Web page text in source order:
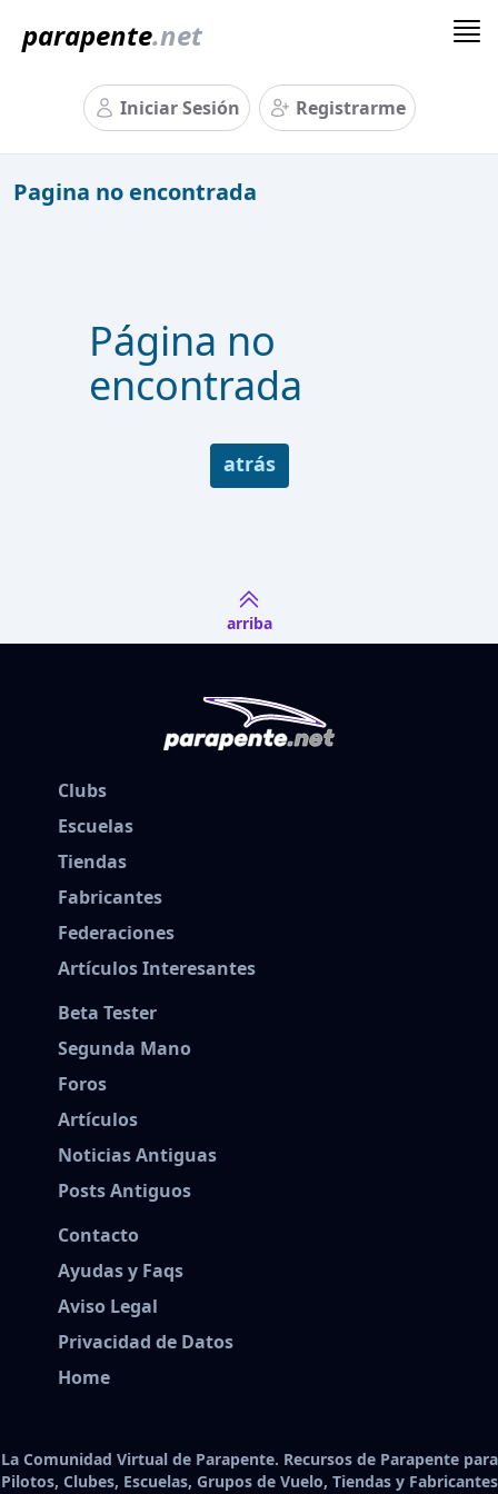
parapente.net
Iniciar Sesión Registrarme
Pagina no encontrada
Página no
encontrada
atrás
arriba
Clubs
Escuelas
Tiendas
Fabricantes
Federaciones
Artículos Interesantes
Beta Tester
Segunda Mano
Foros
Artículos
Noticias Antiguas
Posts Antiguos
Contacto
Ayudas y Faqs
Aviso Legal
Privacidad de Datos
Home
La Comunidad Virtual de Parapente. Recursos de Parapente para
Pilotos, Clubes, Escuelas, Grupos de Vuelo, Tiendas y Fabricantes